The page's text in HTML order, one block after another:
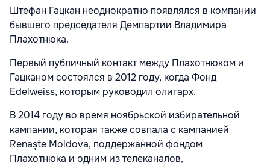
Штефан Гацкан неоднократно появлялся в компании
бывшего председателя Демпартии Владимира
Плахотнюка.
Первый публичный контакт между Плахотнюком и
Гацканом состоялся в 2012 году, когда Фонд
Edelweiss, которым руководил олигарх.
В 2014 году во время ноябрьской избирательной
кампании, которая также совпала с кампанией
Renaște Moldova, поддержанной фондом
Плахотнюка и одним из телеканалов,